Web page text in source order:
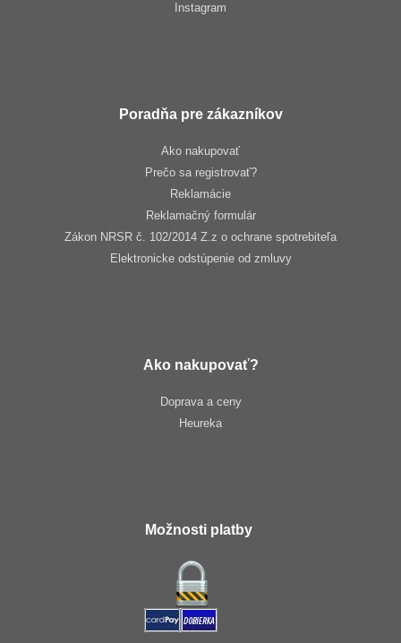
Instagram
Poradňa pre zákazníkov
Ako nakupovať
Prečo sa registrovať?
Reklamácie
Reklamačný formulár
Zákon NRSR č. 102/2014 Z.z o ochrane spotrebiteľa
Elektronicke odstúpenie od zmluvy
Ako nakupovať?
Doprava a ceny
Heureka
Možnosti platby